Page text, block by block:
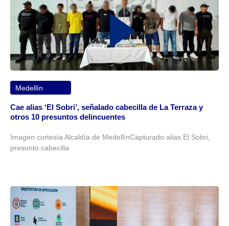
Medellín
Cae alias ‘El Sobri’, señalado cabecilla de La Terraza y
otros 10 presuntos delincuentes
Imagen cortesía Alcaldía de MedellínCapturado alias El Sobri,
presunto cabecilla